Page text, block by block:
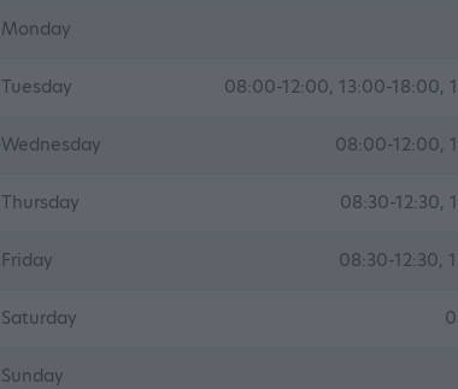
Monday
Tuesday 08:00-12:00, 13:00-18:00,
Wednesday 08:00-12:00,
Thursday 08:30-12:30,
Friday 08:30-12:30,
Saturday
Sunday